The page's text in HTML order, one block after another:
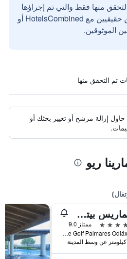
منها فقط والتي تم إجراؤها
بواسطة مستخدمين حقيقيين مع HotelsCombined أو
الموثوقين.
حاول إزالة مرشح أو تغيير بحثك أو
ريو
بالماريس بيتش هاوس هوتل - لدالتس فريندلي
ممتاز 9.0
Campo de Golf Palmares Odiáxere, لاغوس (البرتغال), منطقة فارو, البرتغال